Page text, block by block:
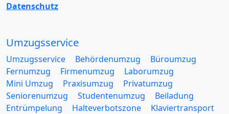
Datenschutz
Umzugsservice
Umzugsservice Behördenumzug
Büroumzug
Fernumzug
Firmenumzug
Laborumzug
Mini Umzug
Praxisumzug
Privatumzug
Seniorenumzug
Studentenumzug
Beiladung
Entrümpelung
Halteverbotszone
Klaviertransport